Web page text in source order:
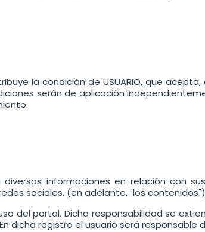
la condición de USUARIO, que
serán de aplicación
informaciones en relación con
sociales, (en adelante, "los
del portal. Dicha responsabilidad se
dicho registro el usuario será responsable